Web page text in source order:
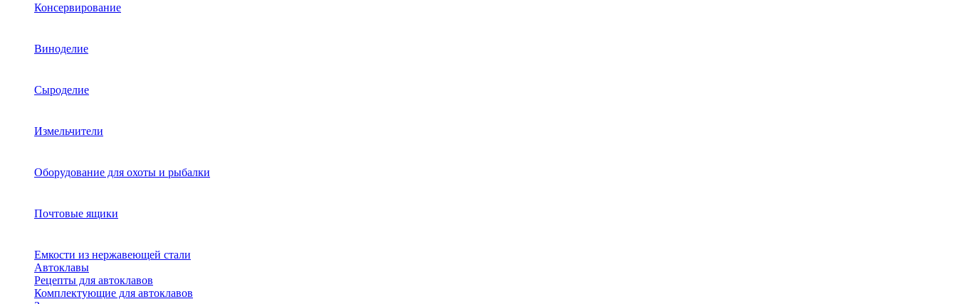
Консервирование
Виноделие
Сыроделие
Измельчители
Оборудование для охоты и рыбалки
Почтовые ящики
Емкости из нержавеющей стали
Автоклавы
Рецепты для автоклавов
Комплектующие для автоклавов